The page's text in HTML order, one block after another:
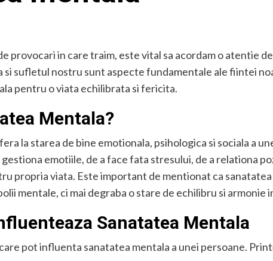
provocari in care traim, este vital sa acordam o atentie
si sufletul nostru sunt aspecte fundamentale ale fiintei
pentru o viata echilibrata si fericita.
Mentala?
la starea de bine emotionala, psihologica si sociala a
emotiile, de a face fata stresului, de a relationa
propria viata. Este important de mentionat ca
mentale, ci mai degraba o stare de echilibru si armonie
Sanatatea Mentala
pot influenta sanatatea mentala a unei persoane.